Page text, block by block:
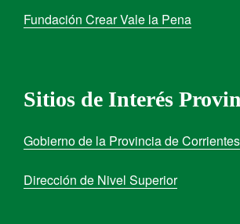
Fundación Crear Vale la Pena
Sitios de Interés
Gobierno de la Provincia de Corrientes
Dirección de Nivel Superior